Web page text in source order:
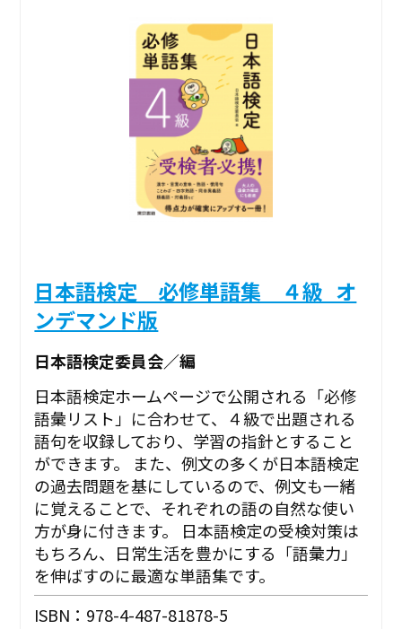
日本語検定 必修単語集 ４級_オ
ンデマンド版
日本語検定委員会／編
日本語検定ホームページで公開される「必修
語彙リスト」に合わせて、４級で出題される
語句を収録しており、学習の指針とすること
ができます。 また、例文の多くが日本語検定
の過去問題を基にしているので、例文も一緒
に覚えることで、それぞれの語の自然な使い
方が身に付きます。 日本語検定の受検対策は
もちろん、日常生活を豊かにする「語彙力」
を伸ばすのに最適な単語集です。
ISBN：978-4-487-81878-5